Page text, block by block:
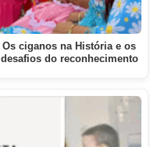
Os ciganos na História e os
desafios do reconhecimento